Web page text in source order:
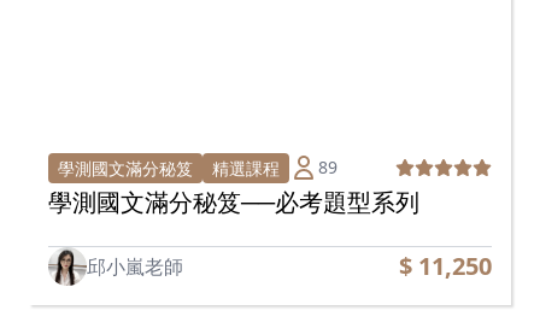
學測國文滿分秘笈 精選課程 89
學測國文滿分秘笈──必考題型系列
邱小嵐老師 $ 11,250